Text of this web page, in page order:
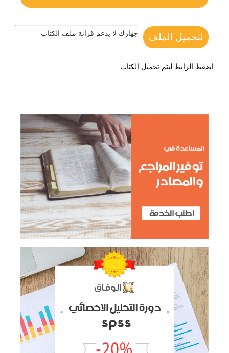
لتحميل الملف جهازك لا يدعم قرائة ملف الكتاب
اضغط الرابط ليتم تحميل الكتاب